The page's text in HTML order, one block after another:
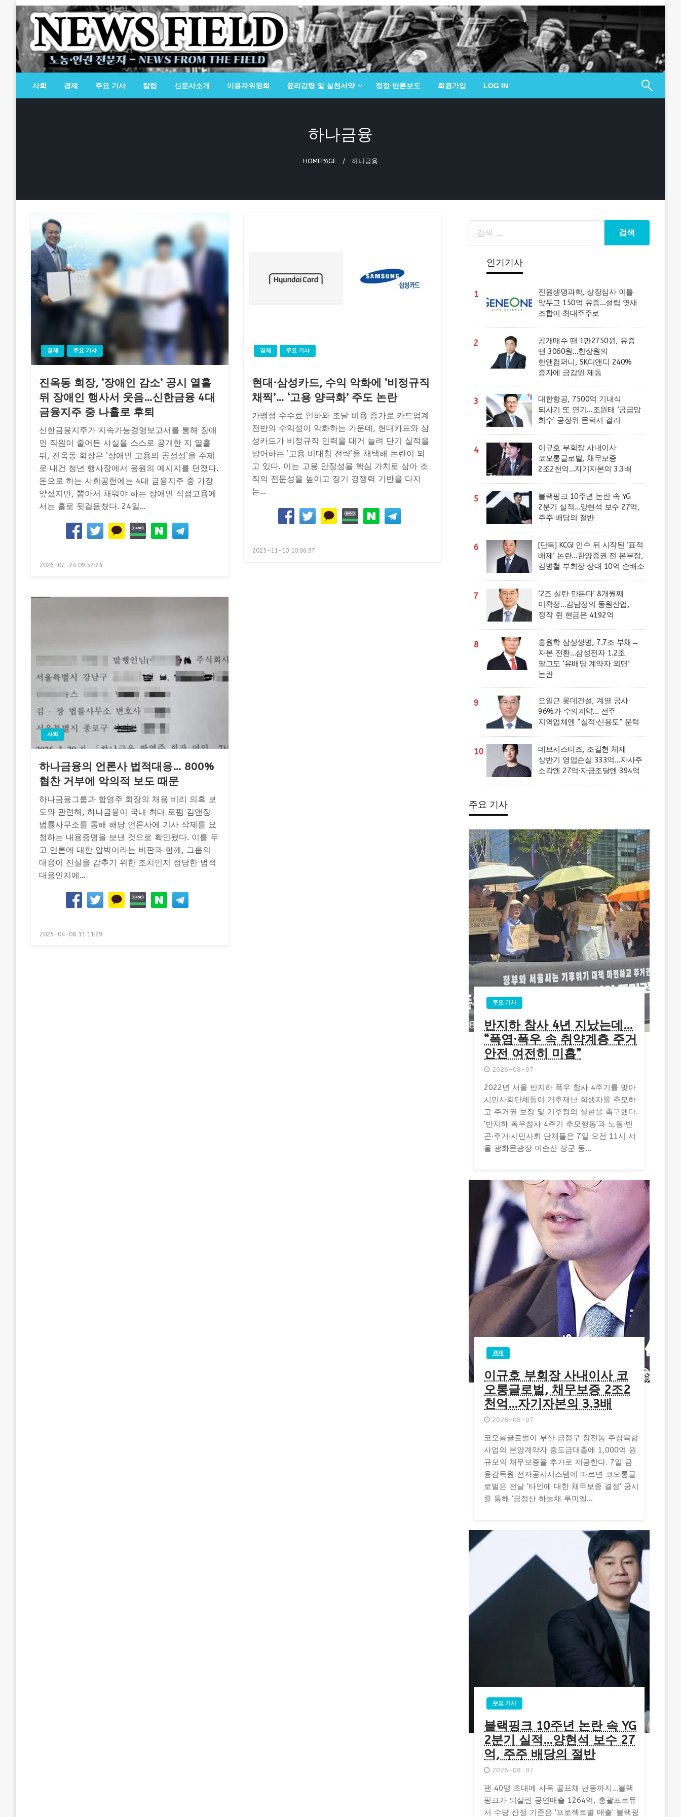
content
뉴스필드
노동·인권 전문지
사회 경제 주요 기사 칼럼 신문사소개 이용자위원회 윤리강령 및 실천서약 정정·반론보도 회원가입 LOG IN
하나금융
HOMEPAGE 하나금융
경제 주요 기사
진옥동 회장, ‘장애인 감소’ 공시 열흘
뒤 장애인 행사서 웃음…신한금융 4대
금융지주 중 나홀로 후퇴
신한금융지주가 지속가능경영보고서를 통해 장애
인 직원이 줄어든 사실을 스스로 공개한 지 열흘
뒤, 진옥동 회장은 ‘장애인 고용의 공정성’을 주제
로 내건 청년 행사장에서 응원의 메시지를 던졌다.
돈으로 하는 사회공헌에는 4대 금융지주 중 가장
앞섰지만, 뽑아서 채워야 하는 장애인 직접고용에
서는 홀로 뒷걸음쳤다. 24일…
Posted
2026-07-24 09:52:24
경제 주요 기사
현대·삼성카드, 수익 악화에 ‘비정규직
채찍’… ‘고용 양극화’ 주도 논란
가맹점 수수료 인하와 조달 비용 증가로 카드업계
전반의 수익성이 악화하는 가운데, 현대카드와 삼
성카드가 비정규직 인력을 대거 늘려 단기 실적을
방어하는 ‘고용 비대칭 전략’을 채택해 논란이 되
고 있다. 이는 고용 안정성을 핵심 가치로 삼아 조
직의 전문성을 높이고 장기 경쟁력 기반을 다지
는…
Posted
2025-11-10 10:06:37
사회
하나금융의 언론사 법적대응… 800%
협찬 거부에 악의적 보도 때문
하나금융그룹과 함영주 회장의 채용 비리 의혹 보
도와 관련해, 하나금융이 국내 최대 로펌 김앤장
법률사무소를 통해 해당 언론사에 기사 삭제를 요
청하는 내용증명을 보낸 것으로 확인됐다. 이를 두
고 언론에 대한 압박이라는 비판과 함께, 그룹의
대응이 진실을 감추기 위한 조치인지 정당한 법적
대응인지에…
Posted
2025-04-08 11:11:29
인기기사
1
진원생명과학, 상장심사 이틀
앞두고 150억 유증…설립 엿새
조합이 최대주주로
2
공개매수 땐 1만2750원, 유증
땐 3060원…한상원의
한앤컴퍼니, SK디앤디 240%
증자에 금감원 제동
3
대한항공, 7500억 기내식
되사기 또 연기…조원태 ‘공급망
회수’ 공정위 문턱서 걸려
4
이규호 부회장 사내이사
코오롱글로벌, 채무보증
2조2천억…자기자본의 3.3배
5
블랙핑크 10주년 논란 속 YG
2분기 실적…양현석 보수 27억,
주주 배당의 절반
6
[단독] KCGI 인수 뒤 시작된 ‘표적
배제’ 논란…한양증권 전 본부장,
김병철 부회장 상대 10억 손배소
7
‘2조 실탄 만든다’ 8개월째
미확정…김남정의 동원산업,
정작 쥔 현금은 4192억
8
홍원학 삼성생명, 7.7조 부채→
자본 전환…삼성전자 1.2조
팔고도 ‘유배당 계약자 외면’
논란
9
오일근 롯데건설, 계열 공사
96%가 수의계약… 전주
지역업체엔 “실적·신용도” 문턱
10
데브시스터즈, 조길현 체제
상반기 영업손실 333억…자사주
소각엔 27억·자금조달엔 394억
주요 기사
주요 기사
반지하 참사 4년 지났는데…
“폭염·폭우 속 취약계층 주거
안전 여전히 미흡”
2026-08-07
2022년 서울 반지하 폭우 참사 4주기를 맞아
시민사회단체들이 기후재난 희생자를 추모하
고 주거권 보장 및 기후정의 실현을 촉구했다.
'반지하 폭우참사 4주기 추모행동'과 노동·빈
곤·주거·시민사회 단체들은 7일 오전 11시 서
울 광화문광장 이순신 장군 동...
경제
이규호 부회장 사내이사 코
오롱글로벌, 채무보증 2조2
천억…자기자본의 3.3배
2026-08-07
코오롱글로벌이 부산 금정구 장전동 주상복합
사업의 분양계약자 중도금대출에 1,000억 원
규모의 채무보증을 추가로 제공한다. 7일 금
융감독원 전자공시시스템에 따르면 코오롱글
로벌은 전날 '타인에 대한 채무보증 결정' 공시
를 통해 '금정산 하늘채 루미엘...
주요 기사
블랙핑크 10주년 논란 속 YG
2분기 실적…양현석 보수 27
억, 주주 배당의 절반
2026-08-07
팬 40명 초대에 사옥 골프채 난동까지…블랙
핑크가 되살린 공연매출 1264억, 총괄프로듀
서 수당 산정 기준은 '프로젝트별 매출' 블랙핑